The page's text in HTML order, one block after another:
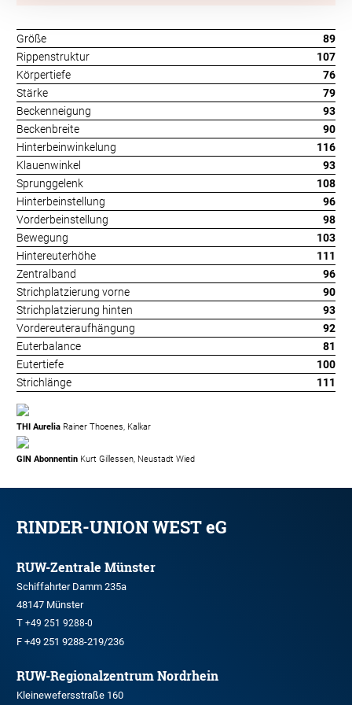
Größe
89
Rippenstruktur
107
Körpertiefe
76
Stärke
79
Beckenneigung
93
Beckenbreite
90
Hinterbeinwinkelung
116
Klauenwinkel
93
Sprunggelenk
108
Hinterbeinstellung
96
Vorderbeinstellung
98
Bewegung
103
Hintereuterhöhe
111
Zentralband
96
Strichplatzierung vorne
90
Strichplatzierung hinten
93
Vordereuteraufhängung
92
Euterbalance
81
Eutertiefe
100
Strichlänge
111
THI Aurelia Rainer Thoenes, Kalkar
GIN Abonnentin Kurt Gillessen, Neustadt Wied
RINDER-UNION WEST eG
RUW-Zentrale Münster
Schiffahrter Damm 235a
48147 Münster
T +49 251 9288-0
F +49 251 9288-219/236
RUW-Regionalzentrum Nordrhein
Kleinewefersstraße 160